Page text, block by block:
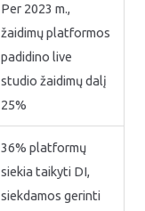
Per 2023 m.,
žaidimų platformos
padidino live
studio žaidimų dalį
25%
36% platformų
siekia taikyti DI,
siekdamos gerinti